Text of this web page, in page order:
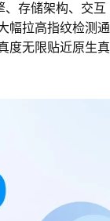
、存储架构、交互
幅拉高指纹检测通
度无限贴近原生真